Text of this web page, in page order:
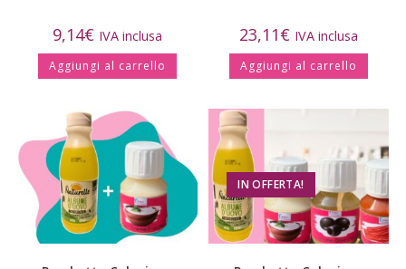
9,14€ IVA inclusa
Aggiungi al carrello
23,11€ IVA inclusa
Aggiungi al carrello
IN OFFERTA!